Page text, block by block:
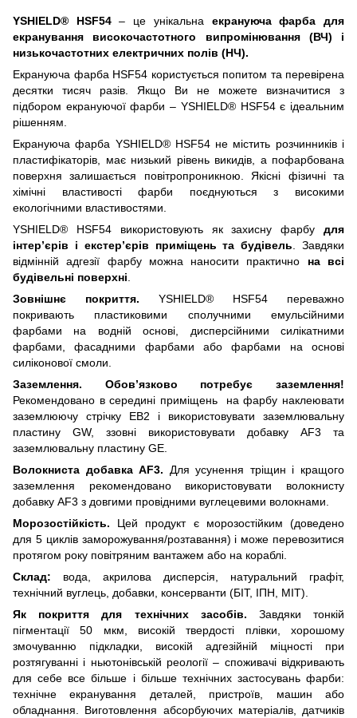
YSHIELD® HSF54– це унікальна екрануюча фарба для
екранування високочастотного випромінювання (ВЧ) і
низькочастотних електричних полів (НЧ).
Екрануюча фарба HSF54 користується попитом та перевірена
десятки тисяч разів. Якщо Ви не можете визначитися з
підбором екрануючої фарби – YSHIELD® HSF54 є ідеальним
рішенням.
Екрануюча фарба YSHIELD® HSF54 не містить розчинників і
пластифікаторів, має низький рівень викидів, а пофарбована
поверхня залишається повітропроникною. Якісні фізичні та
хімічні властивості фарби поєднуються з високими
екологічними властивостями.
YSHIELD® HSF54 використовують як захисну фарбу для
інтер’єрів і екстер’єрів приміщень та будівель . Завдяки
відмінній адгезії фарбу можна наносити практично на всі
будівельні поверхні
Зовнішнє покриття. YSHIELD® HSF54 переважно
покривають пластиковими сполучними емульсійними
фарбами на водній основі, дисперсійними силікатними
фарбами, фасадними фарбами або фарбами на основі
силіконової смоли.
Заземлення. Обов’язково потребує заземлення!
Рекомендовано в середині приміщень на фарбу наклеювати
заземлюючу стрічку EB2 і використовувати заземлювальну
пластину GW, ззовні використовувати добавку AF3 та
заземлювальну пластину GE.
Волокниста добавка AF3. Для усунення тріщин і кращого
заземлення рекомендовано використовувати волокнисту
добавку AF3 з довгими провідними вуглецевими волокнами.
Морозостійкість. Цей продукт є морозостійким (доведено
для 5 циклів заморожування/розтавання) і може перевозитися
протягом року повітряним вантажем або на кораблі.
Склад: вода, акрилова дисперсія, натуральний графіт,
технічний вуглець, добавки, консерванти (БІТ, ІПН, МІТ).
Як покриття для технічних засобів. Завдяки тонкій
пігментації 50 мкм, високій твердості плівки, хорошому
змочуванню підкладки, високій адгезійній міцності при
розтягуванні і ньютонівській реології – споживачі відкривають
для себе все більше і більше технічних застосувань фарби:
технічне екранування деталей, пристроїв, машин або
обладнання. Виготовлення абсорбуючих матеріалів, датчиків